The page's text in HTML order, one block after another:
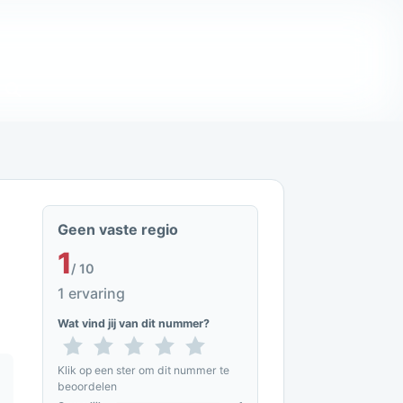
Geen vaste regio
1/ 10
1 ervaring
Wat vind jij van dit nummer?
Klik op een ster om dit nummer te
beoordelen